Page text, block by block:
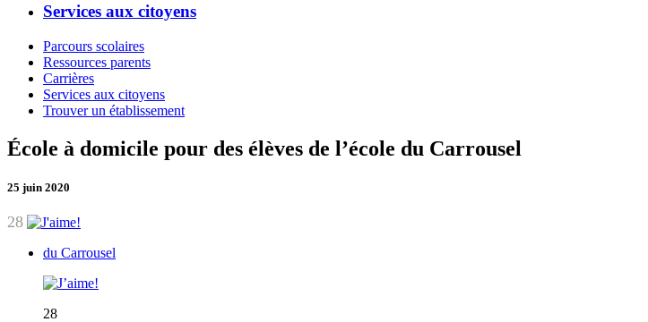
Services aux citoyens
Parcours scolaires
Ressources parents
Carrières
Services aux citoyens
Trouver un établissement
École à domicile pour des élèves de l’école du Carrousel
25 juin 2020
28
du Carrousel
28